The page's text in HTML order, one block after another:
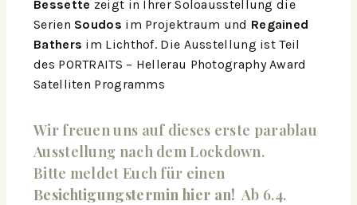
Bessette zeigt in Ihrer Soloausstellung die
Serien Soudos im Projektraum und Regained
Bathers im Lichthof. Die Ausstellung ist Teil
des PORTRAITS – Hellerau Photography Award
Satelliten Programms
Wir freuen uns auf dieses erste parablau
Ausstellung nach dem Lockdown.
Bitte meldet Euch für einen
Besichtigungstermin hier an! Ab 6.4.